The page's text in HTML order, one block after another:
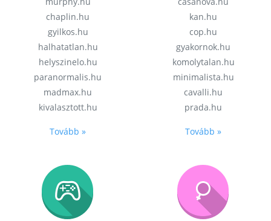
chaplin.hu
gyilkos.hu
halhatatlan.hu
helyszinelo.hu
paranormalis.hu
madmax.hu
kivalasztott.hu
Tovább »
kan.hu
cop.hu
gyakornok.hu
komolytalan.hu
minimalista.hu
cavalli.hu
prada.hu
Tovább »